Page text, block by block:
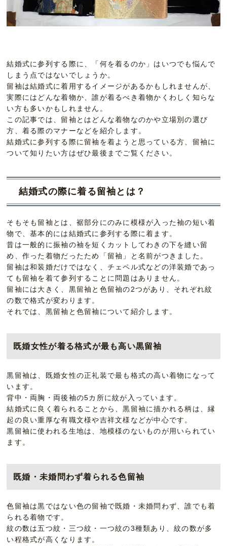
結婚式に参列する際に、「何を着るのか」はいつでも悩んで
しまう点ではないでしょうか。
留袖は結婚式に着用するイメージがあるかもしれませんが、
実際にはどんな着物か、誰が着るべき着物かくわしく知らな
い方も多いかもしれません。
この記事では、留袖とはどんな着物なのかや立場別の選び
方、着る際のマナーなどを紹介します。
結婚式に参列する際に留袖を着ようと思っている方、留袖に
ついて知りたい方はぜひ最後までご覧ください。
結婚式の際に着る留袖とは？
そもそも留袖とは、裾部分にのみに模様が入った袖の短い着
物で、基本的には結婚式に参列する際に着ます。
昔は一般的に振袖の袖を短くカットしてわきの下を縫い留
め、作った着物だったため「留袖」と名前がつきました。
留袖は和装婚だけではなく、チェペル式などの洋装婚であっ
ても留袖を着て参列することに問題はありません。
留袖には大きく、黒留袖と色留袖の2つがあり、それぞれ紋
の数で格式が変わります。
それでは、黒留袖と色留袖について紹介します。
既婚女性が着る格式が最も高い黒留袖
黒留袖は、既婚女性の正礼装で最も格式の高い着物になって
います。
背中・両胸・両後袖の5カ所に紋が入っています。
結婚式に良く着られることから、黒留袖に描かれる柄は、縁
起の良い重厚な有職文様や吉祥文様などが中心です。
黒留袖に使われる生地は、地模様のないものが用いられてい
ます。
既婚・未婚問わず着られる色留袖
色留袖は黒ではない色の留袖で既婚・未婚問わず、誰でも着
られる着物です。
紋の数は五つ紋・三つ紋・一つ紋の3種類あり、紋の数が多
い程格式が高くなります。